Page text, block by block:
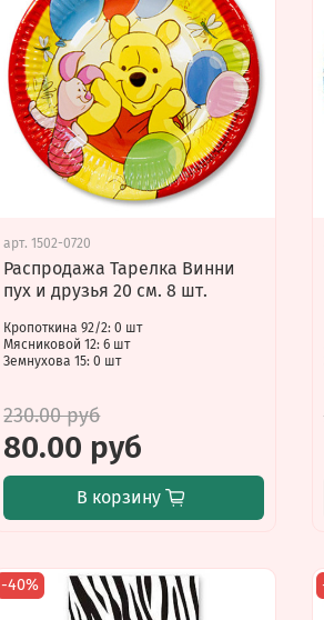
арт.1502-0720
Распродажа Тарелка Винни
пух и друзья 20 см. 8 шт.
Кропоткина 92/2: 0 шт
Мясниковой 12: 6 шт
Земнухова 15: 0 шт
230.00 руб
80.00 руб
В корзину
-40%